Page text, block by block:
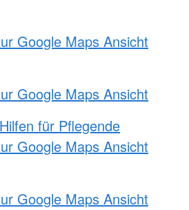
Google Maps Ansicht
Google Maps Ansicht
für Pflegende
Google Maps Ansicht
Google Maps Ansicht